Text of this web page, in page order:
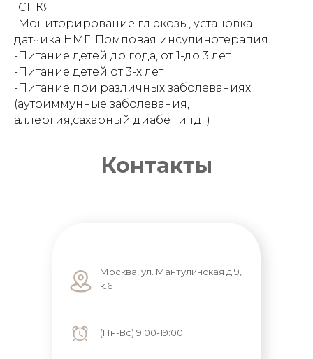
-СПКЯ
-Мониторирование глюкозы, установка
датчика НМГ. Помповая инсулинотерапия.
-Питание детей до года, от 1-до 3 лет
-Питание детей от 3-х лет
-Питание при различных заболеваниях
(аутоиммунные заболевания,
аллергия,сахарный диабет и тд. )
Контакты
Москва, ул. Мантулинская д.9,
к.6
(Пн-Вс) 9:00-19:00